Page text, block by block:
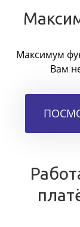
Максимум
Вам